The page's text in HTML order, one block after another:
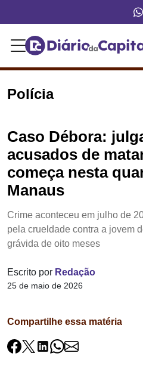
Polícia
Caso Débora:
acusados de
começa nesta
Manaus
Crime aconteceu em julho de
pela crueldade contra a jovem
grávida de oito meses
Escrito por Redação
25 de maio de 2026
Compartilhe essa matéria